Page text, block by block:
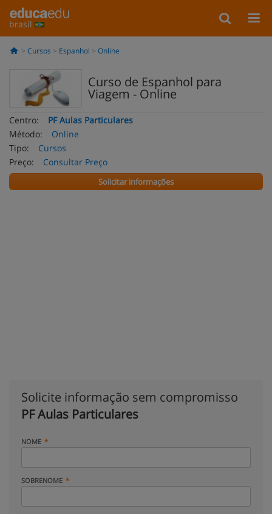
brasil
Cursos Espanhol Online
Curso de Espanhol para
Viagem - Online
Centro:
PF Aulas Particulares
Método:
Online
Tipo:
Cursos
Preço:
Consultar Preço
Solicitar informações
Solicite informação sem compromisso
PF Aulas Particulares
NOME
SOBRENOME